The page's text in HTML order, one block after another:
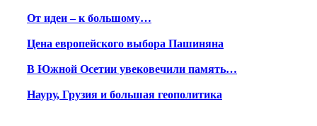
От идеи – к большому…
Цена европейского выбора Пашиняна
В Южной Осетии увековечили память…
Науру, Грузия и большая геополитика